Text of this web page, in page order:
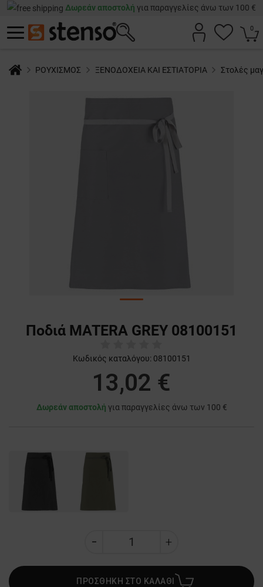
Δωρεάν αποστολή για παραγγελίες άνω των 100 €
0
ΡΟΥΧΙΣΜΟΣ ΞΕΝΟΔΟΧΕΙΑ ΚΑΙ ΕΣΤΙΑΤΟΡΙΑ Στολές
Ποδιά MATERA GREY 08100151
Κωδικός καταλόγου: 08100151
13,02 €
Δωρεάν αποστολή για παραγγελίες άνω των 100 €
ΠΡΟΣΘΗΚΗ ΣΤΟ ΚΑΛΑΘΙ